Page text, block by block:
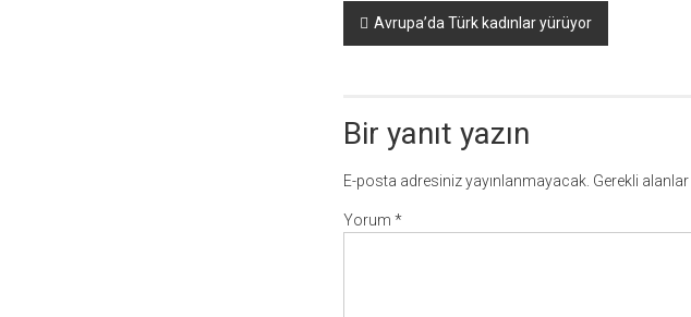
Yazı
dolaşımı
Avrupa’da Türk kadınlar yürüyor
Bir yanıt yazın
E-posta adresiniz yayınlanmayacak. Gerekli alanlar
Yorum *